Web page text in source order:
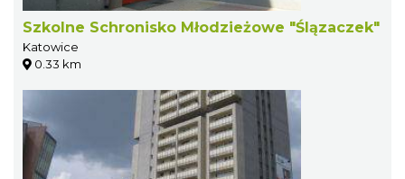
Szkolne Schronisko Młodzieżowe "Ślązaczek"
Katowice
0.33 km